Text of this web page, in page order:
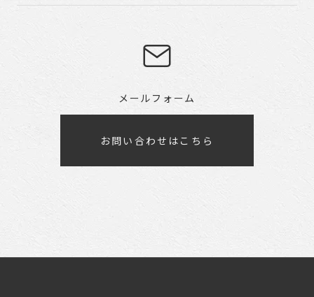
メールフォーム
お問い合わせはこちら